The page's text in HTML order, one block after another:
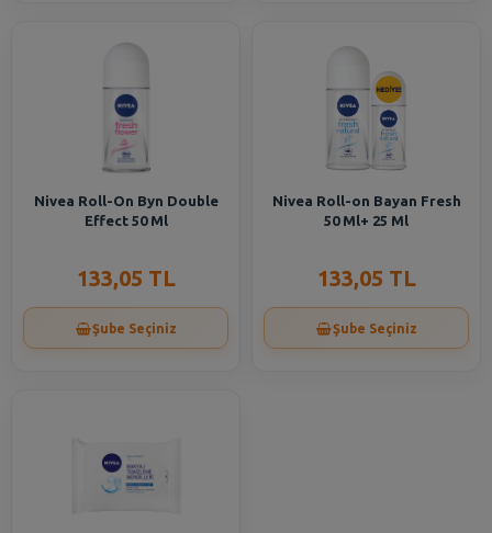
Nivea Roll-On Byn Double
Effect 50 Ml
133,05 TL
Şube Seçiniz
Nivea Roll-on Bayan Fresh
50 Ml+ 25 Ml
133,05 TL
Şube Seçiniz